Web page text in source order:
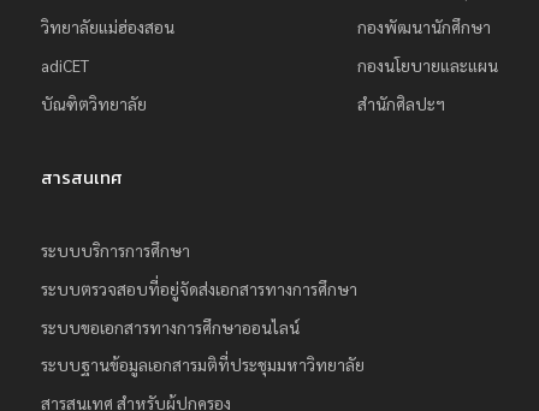
เ
ชี
ง
วิทยาลัยแม่ฮ่องสอน
adiCET
บัณฑิตวิทยาลัย
กองพัฒนานักศึกษา
กองนโยบายและแผน
สำนักศิลปะฯ
สารสนเทศ
ระบบบริการการศึกษา
ระบบตรวจสอบที่อยู่จัดส่งเอกสารทางการศึกษา
ระบบขอเอกสารทางการศึกษาออนไลน์
ระบบฐานข้อมูลเอกสารมติที่ประชุมมหาวิทยาลัย
สารสนเทศ สำหรับผู้ปกครอง